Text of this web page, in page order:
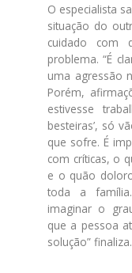
O especialista
situação do
cuidado com
problema. “É
uma agressão
Porém,
estivesse
besteiras’, só
que sofre. É
com críticas, o
e o quão
toda a
imaginar o
que a pessoa
solução” finaliza.